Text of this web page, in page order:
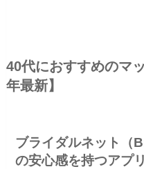
40代におすすめのマ
年最新】
ブライダルネット（
の安心感を持つアプリ